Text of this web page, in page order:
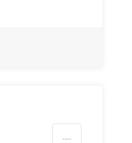
.....